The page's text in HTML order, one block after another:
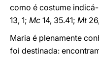
como é costume
13, 1; Mc 14, 35.41; Mt
Maria é plenamente
foi destinada: